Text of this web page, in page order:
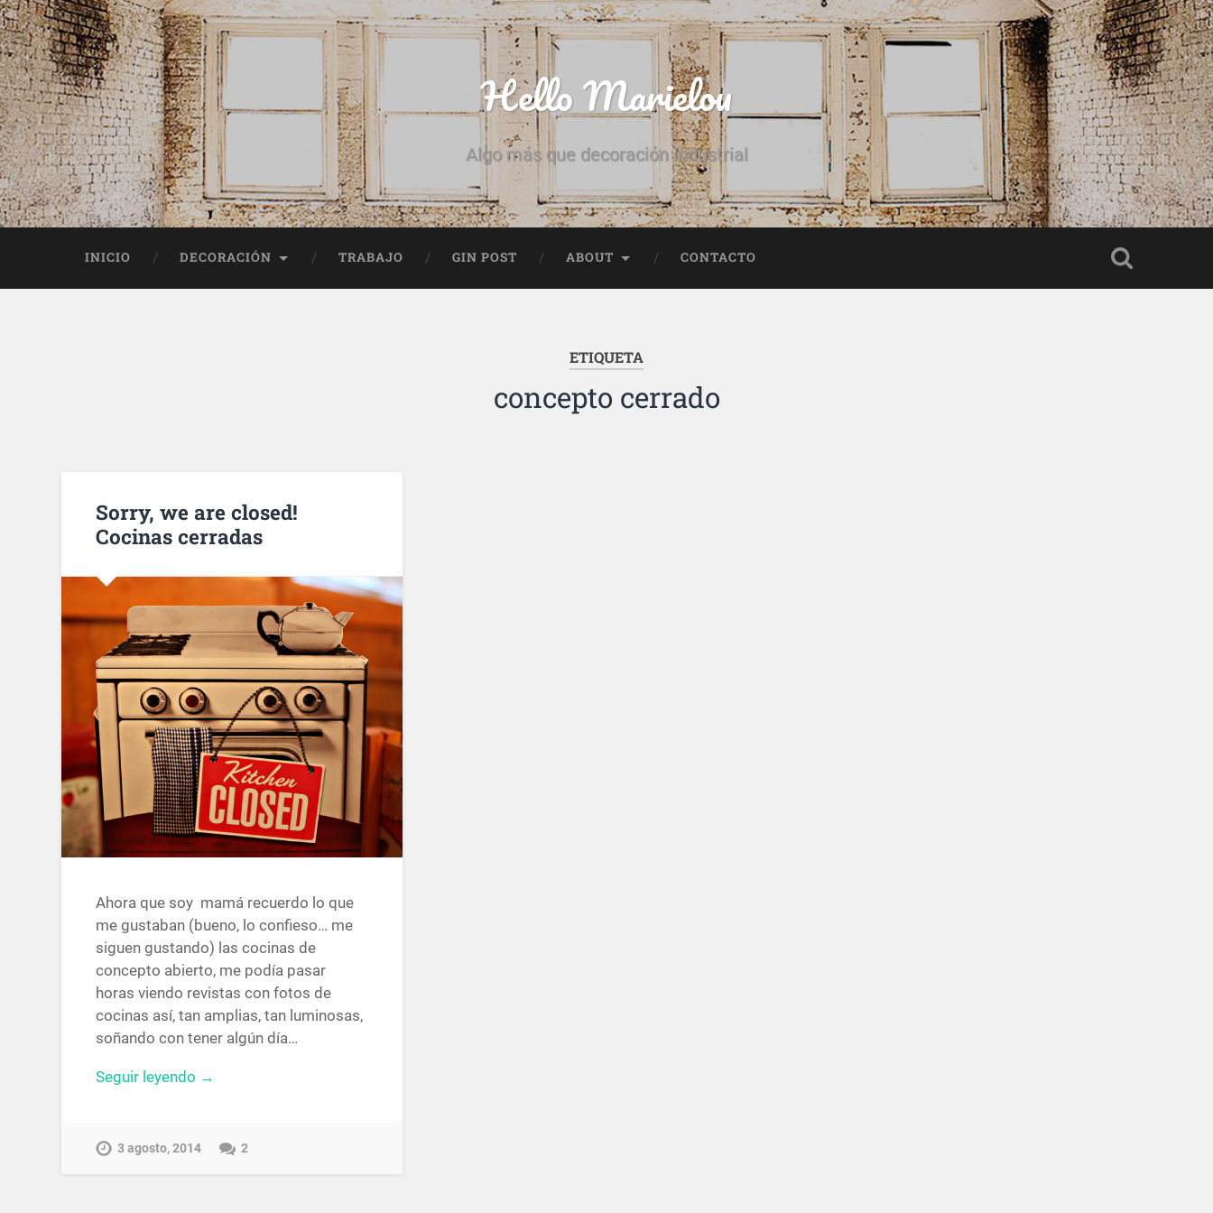
Hello Marielou
Algo más que decoración industrial
INICIO DECORACIÓN TRABAJO GIN POST ABOUT CONTACTO
ETIQUETA
concepto cerrado
Sorry, we are closed!
Cocinas cerradas
Ahora que soy mamá recuerdo lo que
me gustaban (bueno, lo confieso… me
siguen gustando) las cocinas de
concepto abierto, me podía pasar
horas viendo revistas con fotos de
cocinas así, tan amplias, tan luminosas,
soñando con tener algún día…
Seguir leyendo →
3 agosto, 2014 2